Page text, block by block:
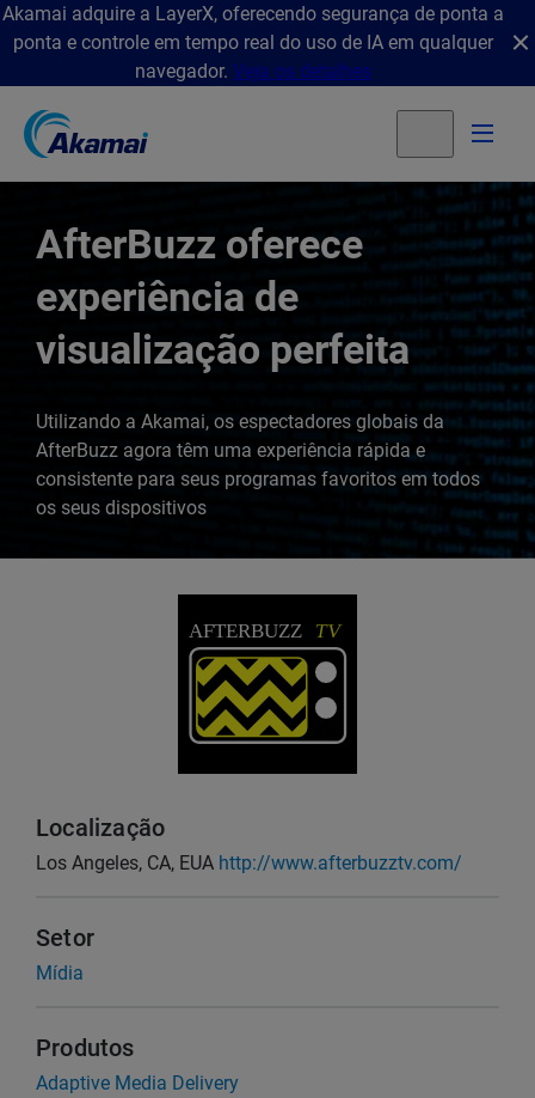
Akamai adquire a LayerX, oferecendo segurança de ponta a
ponta e controle em tempo real do uso de IA em qualquer
navegador. Veja os detalhes
AfterBuzz oferece
experiência de
visualização perfeita
Utilizando a Akamai, os espectadores globais da
AfterBuzz agora têm uma experiência rápida e
consistente para seus programas favoritos em todos
os seus dispositivos
Localização
Los Angeles, CA, EUA http://www.afterbuzztv.com/
Setor
Mídia
Produtos
Adaptive Media Delivery